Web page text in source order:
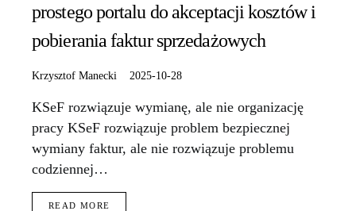
prostego portalu do akceptacji kosztów i
pobierania faktur sprzedażowych
Krzysztof Manecki 2025-10-28
KSeF rozwiązuje wymianę, ale nie organizację
pracy KSeF rozwiązuje problem bezpiecznej
wymiany faktur, ale nie rozwiązuje problemu
codziennej…
READ MORE